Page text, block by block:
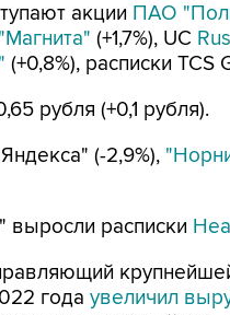
акции ПАО
"Магнита" (+1,7%), UC
(+0,8%), расписки TCS
рубля (+0,1 рубля).
(-2,9%),
расписки
года увеличил